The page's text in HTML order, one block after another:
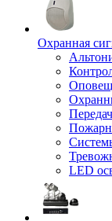
Охранная
LED